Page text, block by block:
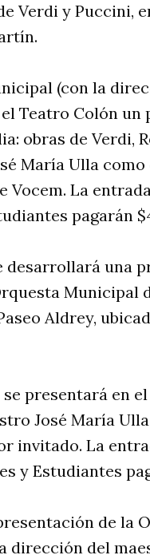
Verdi y Puccini,
(con la
Teatro Colón un
obras de Verdi,
María Ulla
Vocem. La
pagarán
desarrollará una
Municipal
Aldrey,
presentará en
José María
invitado. La
y Estudiantes
de la
dirección del